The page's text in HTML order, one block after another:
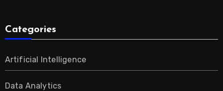
Categories
Artificial Intelligence
Data Analytics